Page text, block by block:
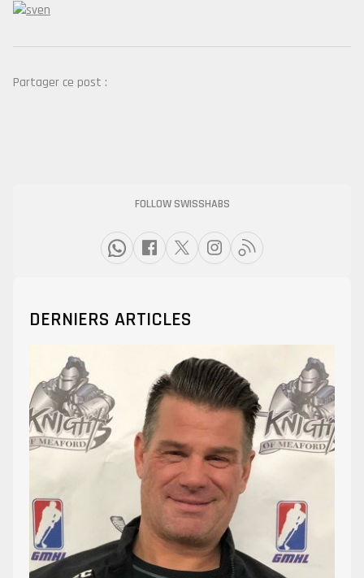
Partager ce post :
FOLLOW SWISSHABS
DERNIERS ARTICLES